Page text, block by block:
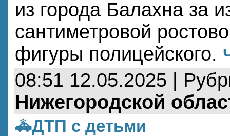
из города Балахна за
сантиметровой
фигуры полицейского.
08:51 12.05.2025 |
Нижегородской
🚓ДТП с детьми